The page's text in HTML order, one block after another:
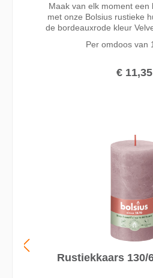
Maak van elk moment een bijzonder moment
met onze Bolsius rustieke
de bordeauxrode kleur
van wel 15 uur dankzij
unieke wax receptuur met
warmte en sfeer
Per omdoos van
€ 11,35
Rustiekkaars 130/